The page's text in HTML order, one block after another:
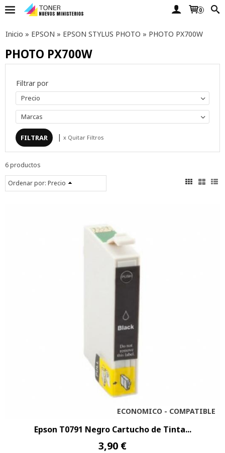
0
Inicio » EPSON » EPSON STYLUS PHOTO » PHOTO PX700W
PHOTO PX700W
Filtrar por
Precio
Marcas
| x Quitar Filtros
6 productos
Ordenar por: Precio
ECONOMICO - COMPATIBLE
Epson T0791 Negro Cartucho de Tinta...
3,90 €